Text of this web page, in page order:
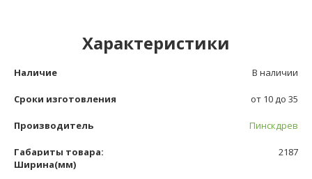
Характеристики
Наличие В наличии
Сроки изготовления от 10 до 35
Производитель Пинскдрев
Габариты товара:
Ширина(мм)
2187